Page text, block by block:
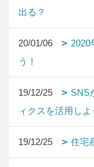
出る？
20/01/06
2020
う！
19/12/25
SNS
ィクスを活用しよ
19/12/25 住宅